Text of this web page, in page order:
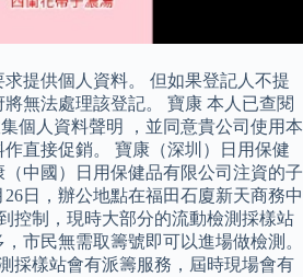
提供個人資料。 但如果登記人不提
無法處理該登記。 寶康 本人已查閱
個人資料聲明 ，並同意貴公司使用本
直接促銷。 寶康（深圳）日用保健
中國）日用保健品有限公司注資的子
日，辦公地點在福田石廈新天商務中
控制，現時大部分的流動檢測採樣站
市民無需取籌號即可以進場做檢測。
採樣站會有派籌服務，屆時現場會有